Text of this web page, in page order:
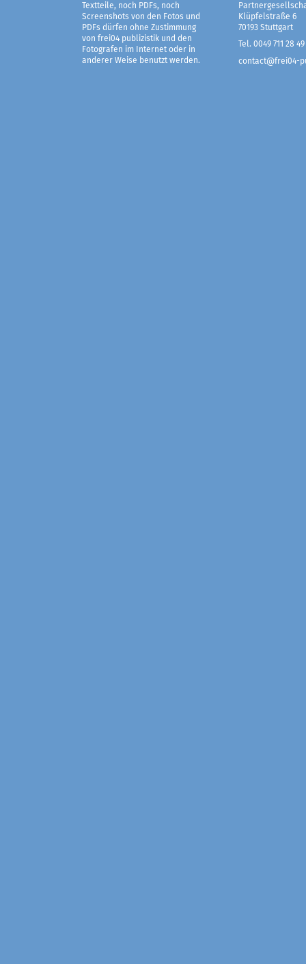
Textteile, noch PDFs, noch
Screenshots von den Fotos und
PDFs dürfen ohne Zustimmung
von frei04 publizistik und den
Fotografen im Internet oder in
anderer Weise benutzt werden.
Klüpfelstraße 6
70193 Stuttgart
Tel. 0049 711 28 49
contact@frei04-